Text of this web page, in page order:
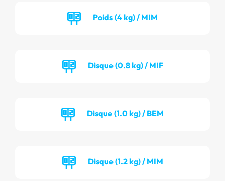
Poids (4 kg) / MIM
Disque (0.8 kg) / MIF
Disque (1.0 kg) / BEM
Disque (1.2 kg) / MIM